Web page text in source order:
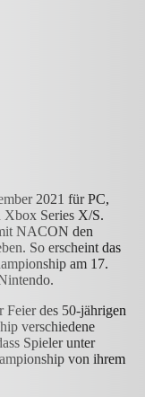
2021 für PC,
Xbox Series X/S.
NACON den
So erscheint das
am 17.
Feier des 50-jährigen
verschiedene
Spieler unter
von ihrem